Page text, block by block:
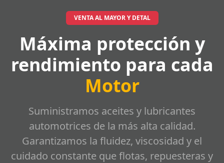
VENTA AL MAYOR Y DETAL
Máxima protección y
rendimiento para cada
Motor
Suministramos aceites y lubricantes
automotrices de la más alta calidad.
Garantizamos la fluidez, viscosidad y el
cuidado constante que flotas, repuesteras y